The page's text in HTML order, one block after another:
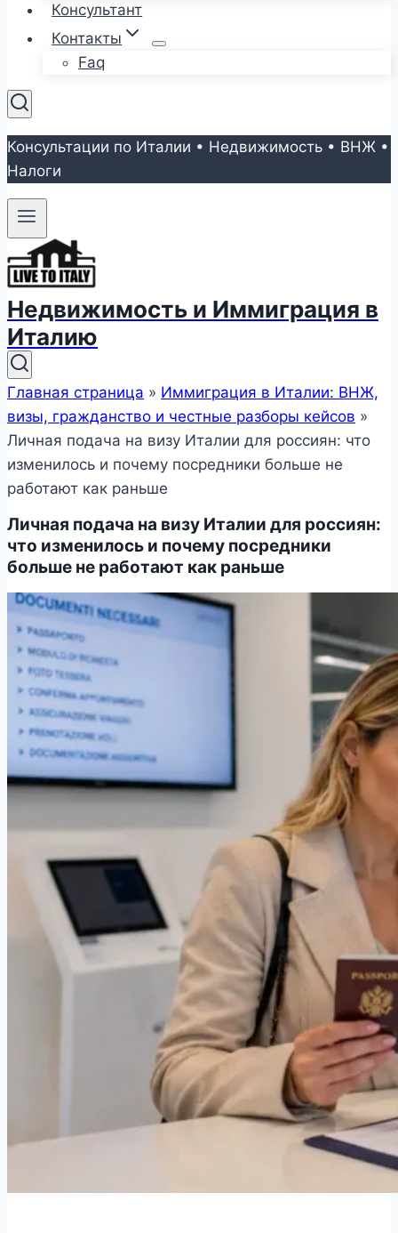
Консультант
Контакты
Faq
Консультации по Италии • Недвижимость • ВНЖ •
Налоги
Недвижимость и Иммиграция в
Италию
Главная страница » Иммиграция в Италии: ВНЖ,
визы, гражданство и честные разборы кейсов »
Личная подача на визу Италии для россиян: что
изменилось и почему посредники больше не
работают как раньше
Личная подача на визу Италии для россиян:
что изменилось и почему посредники
больше не работают как раньше